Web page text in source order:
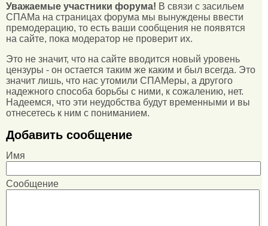
Уважаемые участники форума! В связи с засильем
СПАМа на страницах форума мы вынуждены ввести
премодерацию, то есть ваши сообщения не появятся
на сайте, пока модератор не проверит их.
Это не значит, что на сайте вводится новый уровень
цензуры - он остается таким же каким и был всегда. Это
значит лишь, что нас утомили СПАМеры, а другого
надежного способа борьбы с ними, к сожалению, нет.
Надеемся, что эти неудобства будут временными и вы
отнесетесь к ним с пониманием.
Добавить сообщение
Имя
Сообщение